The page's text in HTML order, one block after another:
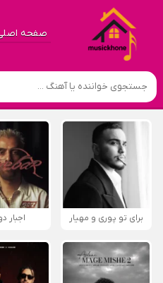
صفحه
برای تو پوری و مهیار اجبار